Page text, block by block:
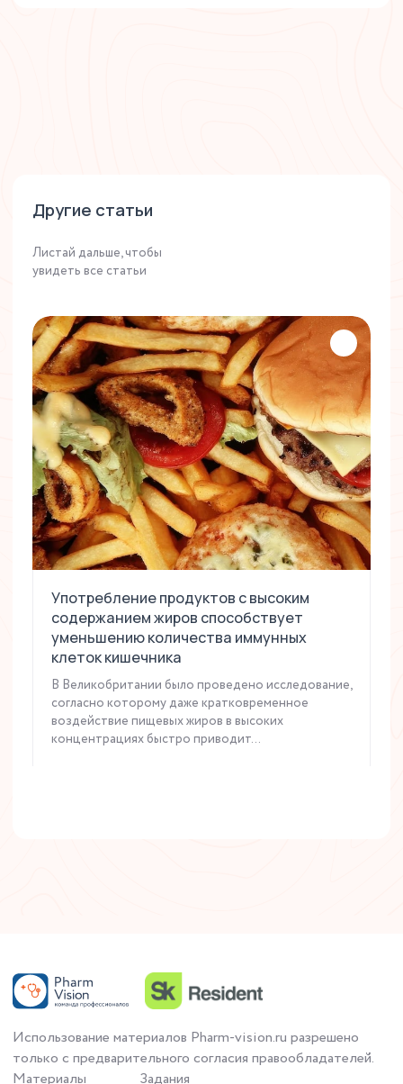
Другие статьи
Листай дальше, чтобы
увидеть все статьи
Употребление продуктов с высоким
содержанием жиров способствует
уменьшению количества иммунных
клеток кишечника
В Великобритании было проведено исследование,
согласно которому даже кратковременное
воздействие пищевых жиров в высоких
концентрациях быстро приводит...
Использование материалов Pharm-vision.ru разрешено
только с предварительного согласия правообладателей.
Материалы
Задания